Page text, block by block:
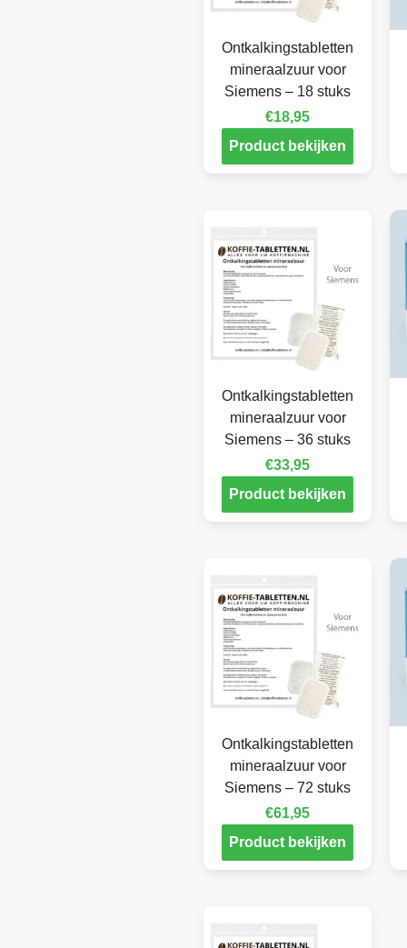
Ontkalkingstabletten
mineraalzuur voor
Siemens – 18 stuks
€18,95
Product bekijken
Ontkalkingstabletten
mineraalzuur voor
Siemens – 36 stuks
€33,95
Product bekijken
Ontkalkingstabletten
mineraalzuur voor
Siemens – 72 stuks
€61,95
Product bekijken